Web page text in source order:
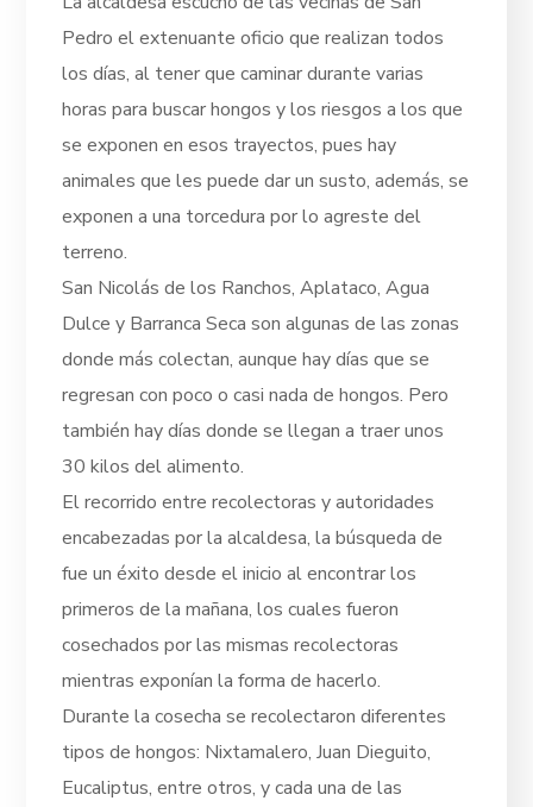
Pedro el extenuante oficio que realizan todos
los días, al tener que caminar durante varias
horas para buscar hongos y los riesgos a los que
se exponen en esos trayectos, pues hay
animales que les puede dar un susto, además, se
exponen a una torcedura por lo agreste del
terreno.
San Nicolás de los Ranchos, Aplataco, Agua
Dulce y Barranca Seca son algunas de las zonas
donde más colectan, aunque hay días que se
regresan con poco o casi nada de hongos. Pero
también hay días donde se llegan a traer unos
30 kilos del alimento.
El recorrido entre recolectoras y autoridades
encabezadas por la alcaldesa, la búsqueda de
fue un éxito desde el inicio al encontrar los
primeros de la mañana, los cuales fueron
cosechados por las mismas recolectoras
mientras exponían la forma de hacerlo.
Durante la cosecha se recolectaron diferentes
tipos de hongos: Nixtamalero, Juan Dieguito,
Eucaliptus, entre otros, y cada una de las